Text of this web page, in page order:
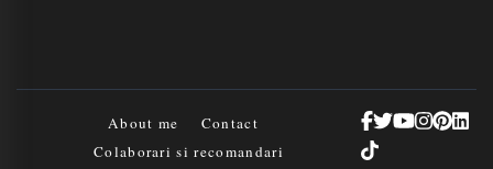
About me
Contact
Colaborari si recomandari